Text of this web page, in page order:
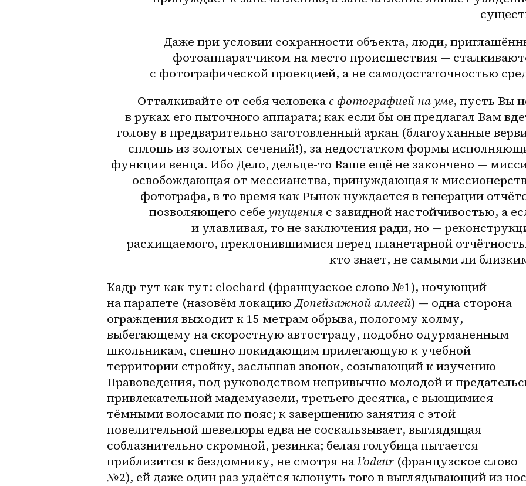
Даже при условии сохранности объекта, люди,
фотоаппаратчиком на место происшествия —
с фотографической проекцией, а не самодостаточностью
Отталкивайте от себя человека с фотографией на уме, пусть Вы
в руках его пыточного аппарата; как если бы он предлагал Вам
голову в предварительно заготовленный аркан (благоуханные
сплошь из золотых сечений!), за недостатком формы
функции венца. Ибо Дело, дельце-то Ваше ещё не закончено —
освобождающая от мессианства, принуждающая к
фотографа, в то время как Рынок нуждается в генерации
позволяющего себе упущения с завидной настойчивостью, а
и улавливая, то не заключения ради, но —
расхищаемого, преклонившимися перед планетарной
кто знает, не самыми ли
Кадр тут как тут: clochard (французское слово №1), ночующий
на парапете (назовём локацию Допейзажной аллеей) — одна сторона
ограждения выходит к 15 метрам обрыва, пологому холму,
выбегающему на скоростную автостраду, подобно одурманенным
школьникам, спешно покидающим прилегающую к учебной
территории стройку, заслышав звонок, созывающий к изучению
Правоведения, под руководством непривычно молодой и
привлекательной мадемуазели, третьего десятка, с вьющимися
тёмными волосами по пояс; к завершению занятия с этой
повелительной шевелюры едва не соскальзывает, выглядящая
соблазнительно скромной, резинка; белая голубица пытается
приблизится к бездомнику, не смотря на l’odeur (французское слово
№2), ей даже один раз удаётся клюнуть того в выглядывающий из